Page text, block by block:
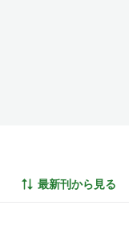
最新刊から見る